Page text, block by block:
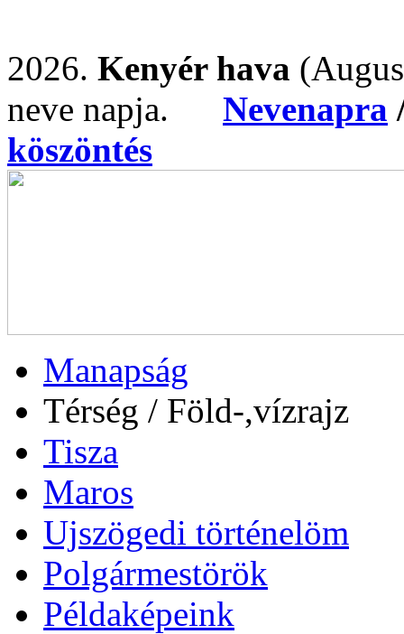
2026. Kenyér hava
neve napja. Nevenapra
köszöntés
Manapság
Térség / Föld-,vízrajz
Tisza
Maros
Ujszögedi történelöm
Polgármestörök
Példaképeink